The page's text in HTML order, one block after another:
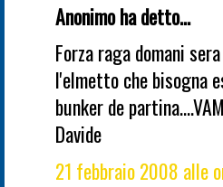
Anonimo ha detto...
Forza raga domani
l'elmetto che bisogna
bunker de
Davide
21 febbraio 2008 alle